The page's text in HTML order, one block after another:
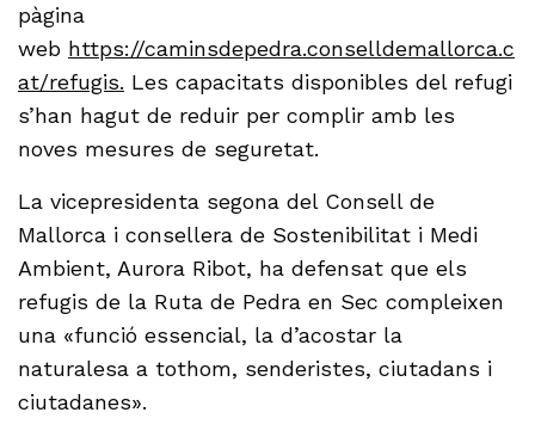
pàgina
web https://caminsdepedra.conselldemallorca.c
at/refugis. Les capacitats disponibles del refugi
s’han hagut de reduir per complir amb les
noves mesures de seguretat.
La vicepresidenta segona del Consell de
Mallorca i consellera de Sostenibilitat i Medi
Ambient, Aurora Ribot, ha defensat que els
refugis de la Ruta de Pedra en Sec compleixen
una «funció essencial, la d’acostar la
naturalesa a tothom, senderistes, ciutadans i
ciutadanes».